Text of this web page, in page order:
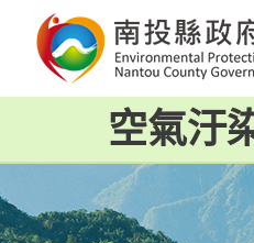
要
容
區
塊
空氣汙